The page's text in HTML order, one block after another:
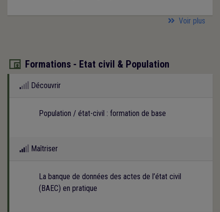
Voir plus
 Formations - Etat civil & Population
Découvrir
Population / état-civil : formation de base
Maîtriser
La banque de données des actes de l’état civil
(BAEC) en pratique